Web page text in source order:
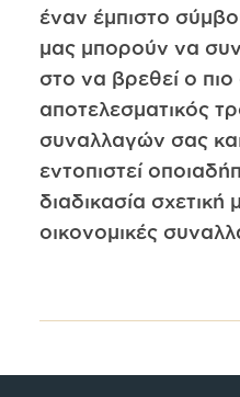
έναν έμπιστο
μας μπορούν να
στο να βρεθεί ο
αποτελεσματικός
συναλλαγών σας
εντοπιστεί
διαδικασία σχετική
οικονομικές